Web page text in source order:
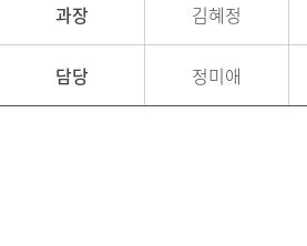
과장 김혜정
담당 정미애